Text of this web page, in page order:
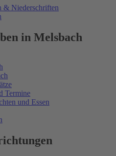
& Niederschriften
in Melsbach
Termine
und Essen